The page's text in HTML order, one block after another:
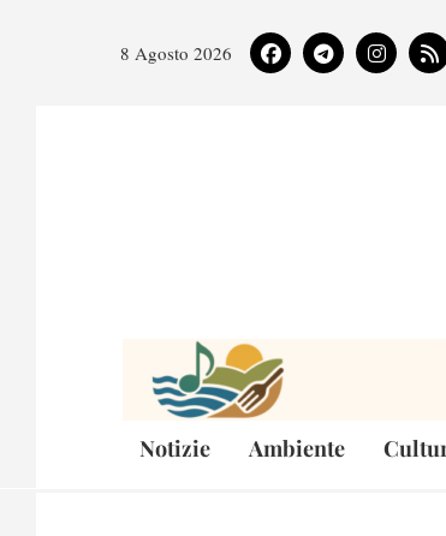
8 Agosto 2026
Notizie Ambiente